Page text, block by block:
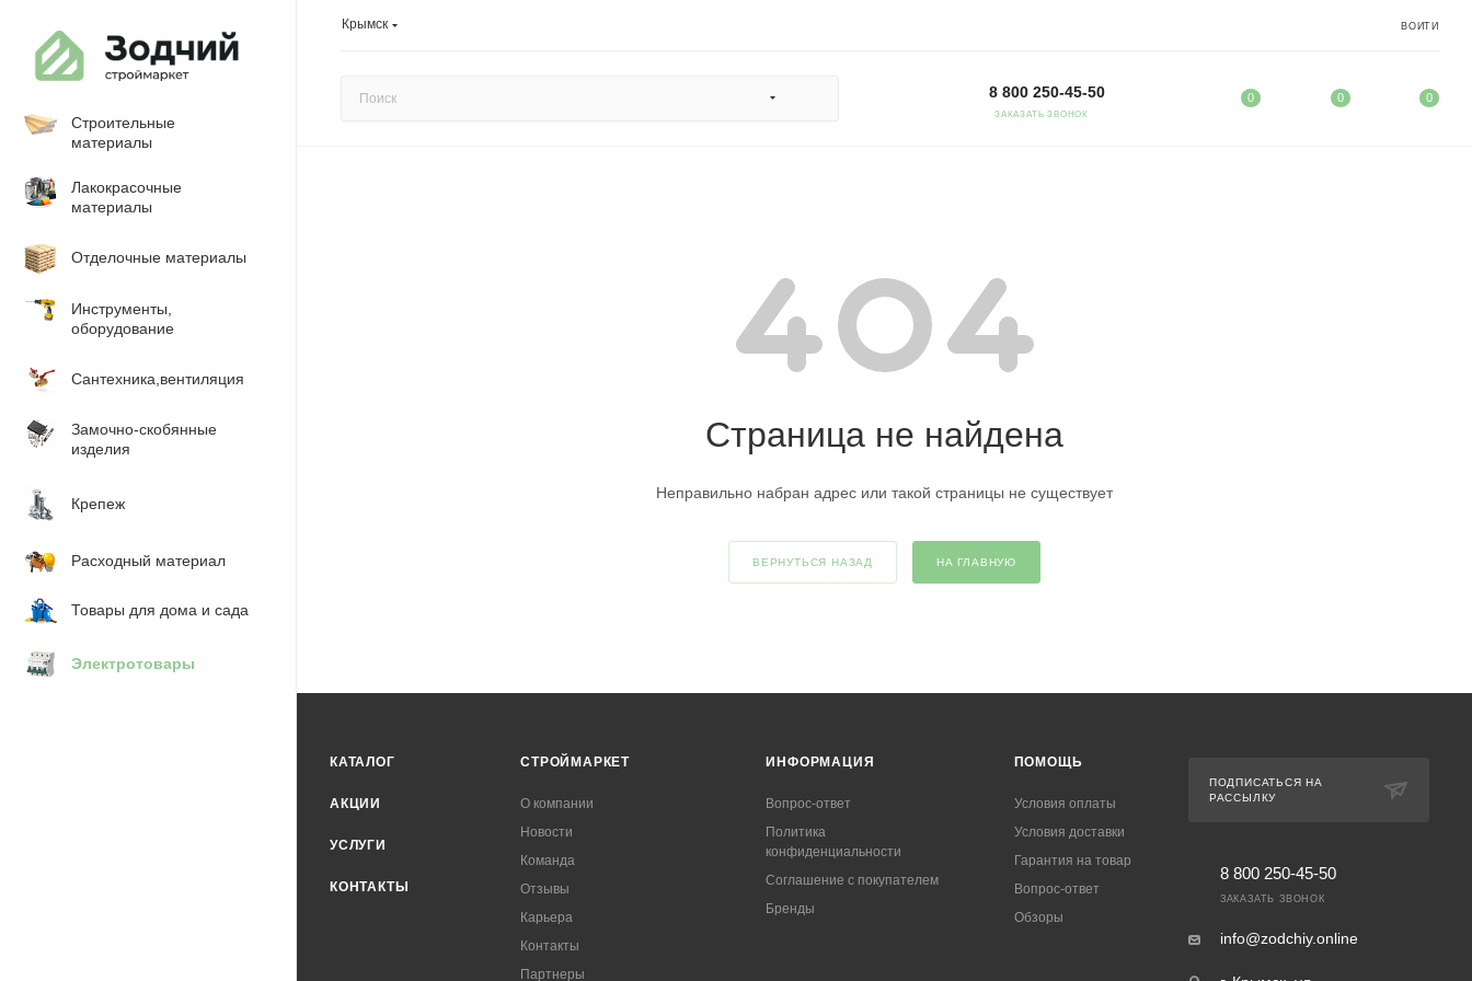
Крымск ВОЙТИ
8 800 250-45-50
ЗАКАЗАТЬ ЗВОНОК
0 0 0
Строительные
материалы
Лакокрасочные
материалы
Отделочные материалы
Инструменты,
оборудование
Сантехника,вентиляция
Замочно-скобянные
изделия
Крепеж
Расходный материал
Товары для дома и сада
Электротовары
Страница не найдена
Неправильно набран адрес или такой страницы не существует
ВЕРНУТЬСЯ НАЗАД НА ГЛАВНУЮ
КАТАЛОГ
АКЦИИ
УСЛУГИ
КОНТАКТЫ
СТРОЙМАРКЕТ
О компании
Новости
Команда
Отзывы
Карьера
Контакты
Партнеры
ИНФОРМАЦИЯ
Вопрос-ответ
Политика
конфиденциальности
Соглашение с покупателем
Бренды
ПОМОЩЬ
Условия оплаты
Условия доставки
Гарантия на товар
Вопрос-ответ
Обзоры
ПОДПИСАТЬСЯ НА
РАССЫЛКУ
8 800 250-45-50
ЗАКАЗАТЬ ЗВОНОК
info@zodchiy.online